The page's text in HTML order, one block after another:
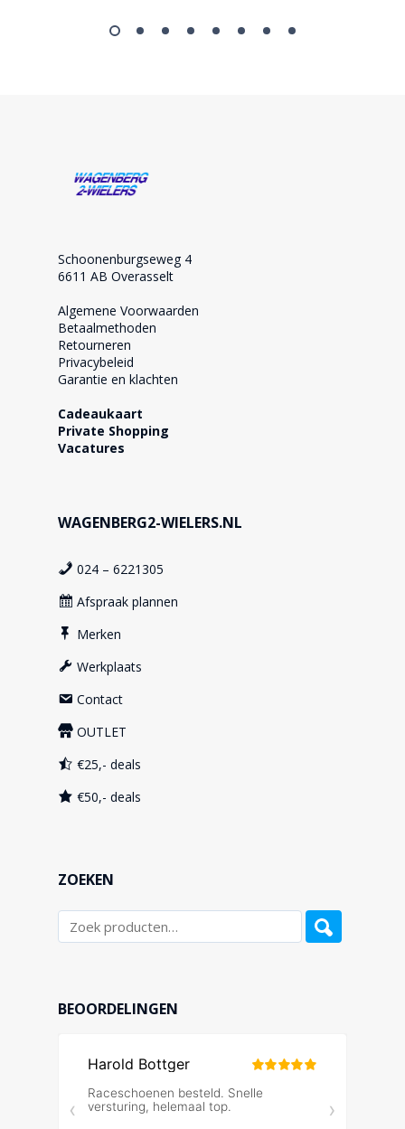
Schoonenburgseweg 4
6611 AB Overasselt
Algemene Voorwaarden
Betaalmethoden
Retourneren
Privacybeleid
Garantie en klachten
Cadeaukaart
Private Shopping
Vacatures
WAGENBERG2-WIELERS.NL
024 – 6221305
Afspraak plannen
Merken
Werkplaats
Contact
OUTLET
€25,- deals
€50,- deals
ZOEKEN
BEOORDELINGEN